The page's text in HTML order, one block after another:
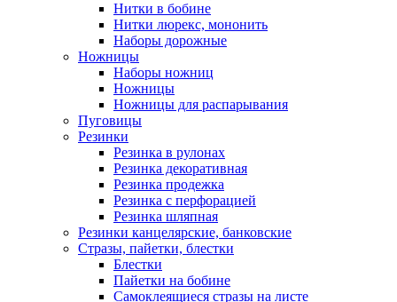
Нитки в бобине
Нитки люрекс, мононить
Наборы дорожные
Ножницы
Наборы ножниц
Ножницы
Ножницы для распарывания
Пуговицы
Резинки
Резинка в рулонах
Резинка декоративная
Резинка продежка
Резинка с перфорацией
Резинка шляпная
Резинки канцелярские, банковские
Стразы, пайетки, блестки
Блестки
Пайетки на бобине
Самоклеящиеся стразы на листе